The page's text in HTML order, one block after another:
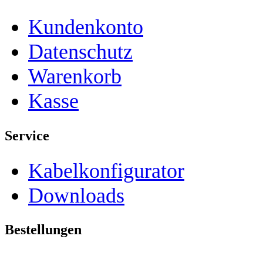
Kundenkonto
Datenschutz
Warenkorb
Kasse
Service
Kabelkonfigurator
Downloads
Bestellungen